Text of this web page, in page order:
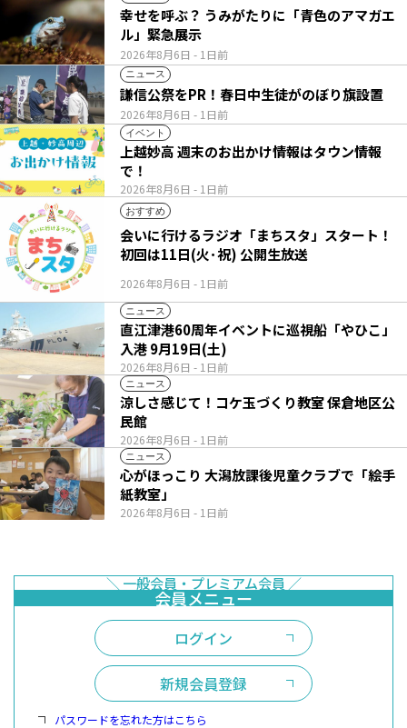
2026年8月6日 - 1日前
幸せを呼ぶ？ うみがたりに「青色のアマガエ
ル」緊急展示
ニュース
2026年8月6日 - 1日前
謙信公祭をPR！春日中生徒がのぼり旗設置
イベント
2026年8月6日 - 1日前
上越妙高 週末のお出かけ情報はタウン情報
で！
おすすめ
2026年8月6日 - 1日前
会いに行けるラジオ「まちスタ」スタート！
初回は11日(火･祝) 公開生放送
ニュース
2026年8月6日 - 1日前
直江津港60周年イベントに巡視船「やひこ」
入港 9月19日(土)
ニュース
2026年8月6日 - 1日前
涼しさ感じて！コケ玉づくり教室 保倉地区公
民館
ニュース
2026年8月6日 - 1日前
心がほっこり 大潟放課後児童クラブで「絵手
紙教室」
ログイン
新規会員登録
パスワードを忘れた方はこちら